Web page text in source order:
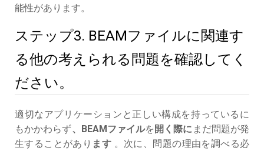
能性があります。
ステップ3. BEAMファイルに関連す
る他の考えられる問題を確認してく
ださい。
適切なアプリケーションと正しい構成を持っているに
もかかわらず、BEAMファイルを 開く際に まだ問題が発
生することがあり ます 。次に、問題の理由を調べる必